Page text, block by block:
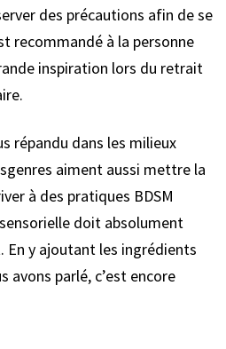
des précautions afin de se
recommandé à la personne
inspiration lors du retrait
répandu dans les milieux
aiment aussi mettre la
à des pratiques BDSM
doit absolument
En y ajoutant les ingrédients
avons parlé, c’est encore